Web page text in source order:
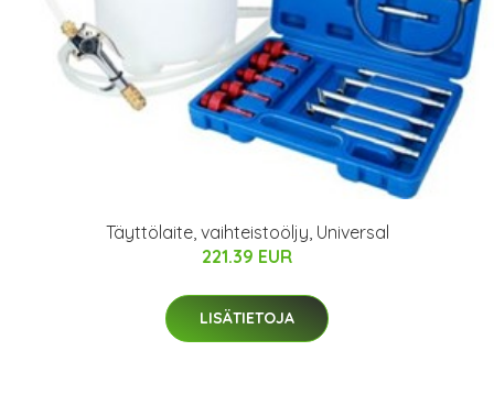
Täyttölaite, vaihteistoöljy, Universal
221.39 EUR
LISÄTIETOJA